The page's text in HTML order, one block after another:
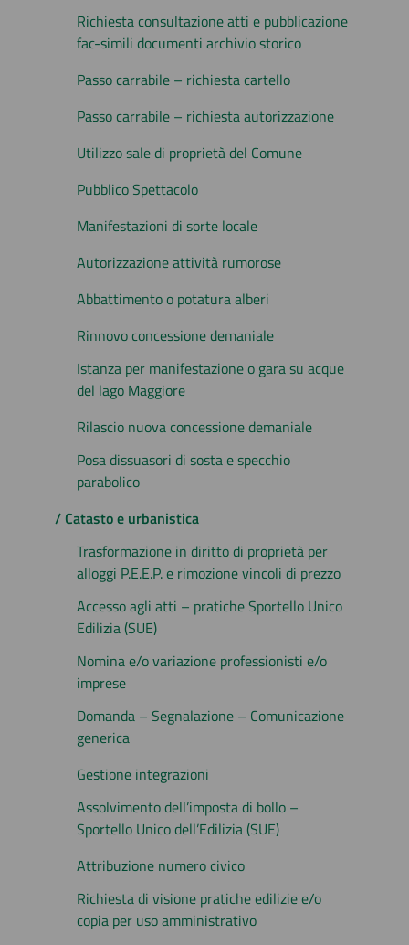
Richiesta consultazione atti e pubblicazione
fac-simili documenti archivio storico
Passo carrabile – richiesta cartello
Passo carrabile – richiesta autorizzazione
Utilizzo sale di proprietà del Comune
Pubblico Spettacolo
Manifestazioni di sorte locale
Autorizzazione attività rumorose
Abbattimento o potatura alberi
Rinnovo concessione demaniale
Istanza per manifestazione o gara su acque
del lago Maggiore
Rilascio nuova concessione demaniale
Posa dissuasori di sosta e specchio
parabolico
/ Catasto e urbanistica
Trasformazione in diritto di proprietà per
alloggi P.E.E.P. e rimozione vincoli di prezzo
Accesso agli atti – pratiche Sportello Unico
Edilizia (SUE)
Nomina e/o variazione professionisti e/o
imprese
Domanda – Segnalazione – Comunicazione
generica
Gestione integrazioni
Assolvimento dell’imposta di bollo –
Sportello Unico dell’Edilizia (SUE)
Attribuzione numero civico
Richiesta di visione pratiche edilizie e/o
copia per uso amministrativo